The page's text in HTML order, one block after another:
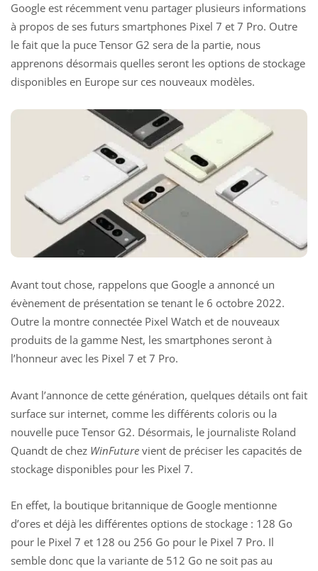
Google est récemment venu partager plusieurs informations
à propos de ses futurs smartphones Pixel 7 et 7 Pro. Outre
le fait que la puce Tensor G2 sera de la partie, nous
apprenons désormais quelles seront les options de stockage
disponibles en Europe sur ces nouveaux modèles.
Avant tout chose, rappelons que Google a annoncé un
évènement de présentation se tenant le 6 octobre 2022.
Outre la montre connectée Pixel Watch et de nouveaux
produits de la gamme Nest, les smartphones seront à
l’honneur avec les Pixel 7 et 7 Pro.
Avant l’annonce de cette génération, quelques détails ont fait
surface sur internet, comme les différents coloris ou la
nouvelle puce Tensor G2. Désormais, le journaliste Roland
Quandt de chez WinFuture vient de préciser les capacités de
stockage disponibles pour les Pixel 7.
En effet, la boutique britannique de Google mentionne
d’ores et déjà les différentes options de stockage : 128 Go
pour le Pixel 7 et 128 ou 256 Go pour le Pixel 7 Pro. Il
semble donc que la variante de 512 Go ne soit pas au